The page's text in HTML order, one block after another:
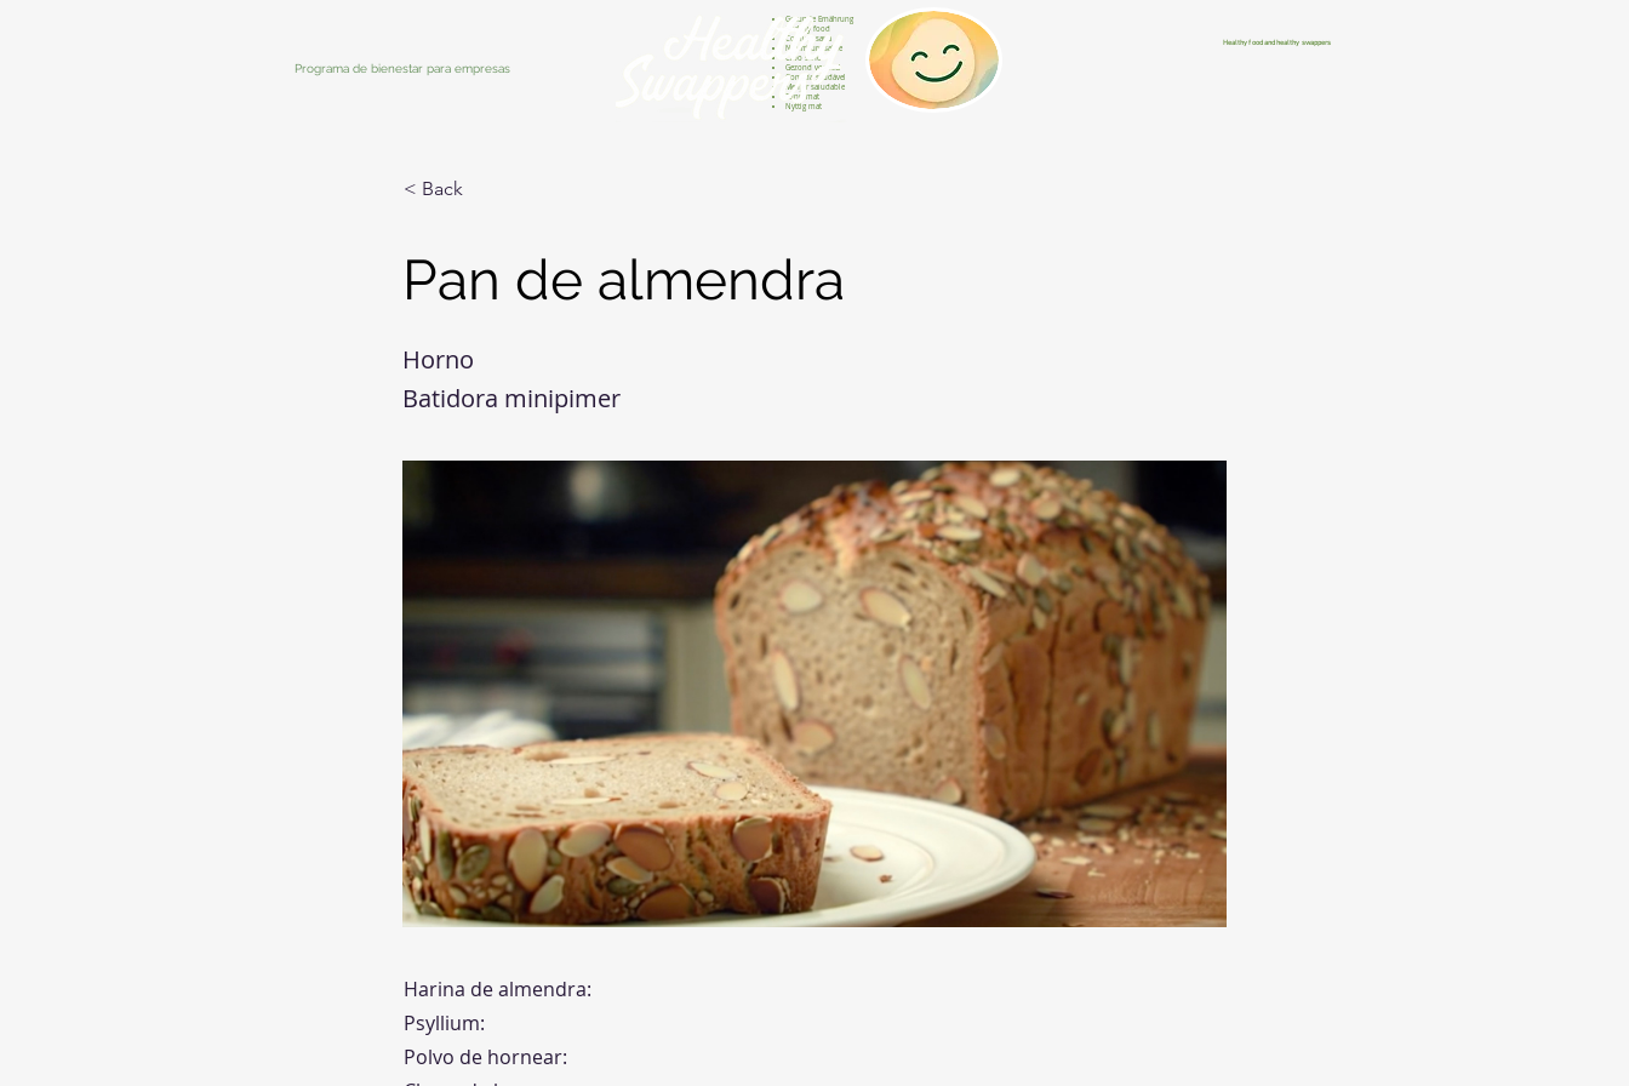
Programa de bienestar para empresas
Gesunde Ernährung
Healthy food
Comida sana
Nourriture saine
Cibo sano
Gezond voedsel
Comida saudável
Menjar saludable
Sunn mat
Nyttig mat
Healthy food and healthy swappers
< Back
Pan de almendra
Horno
Batidora minipimer
Harina de almendra:
Psyllium:
Polvo de hornear: